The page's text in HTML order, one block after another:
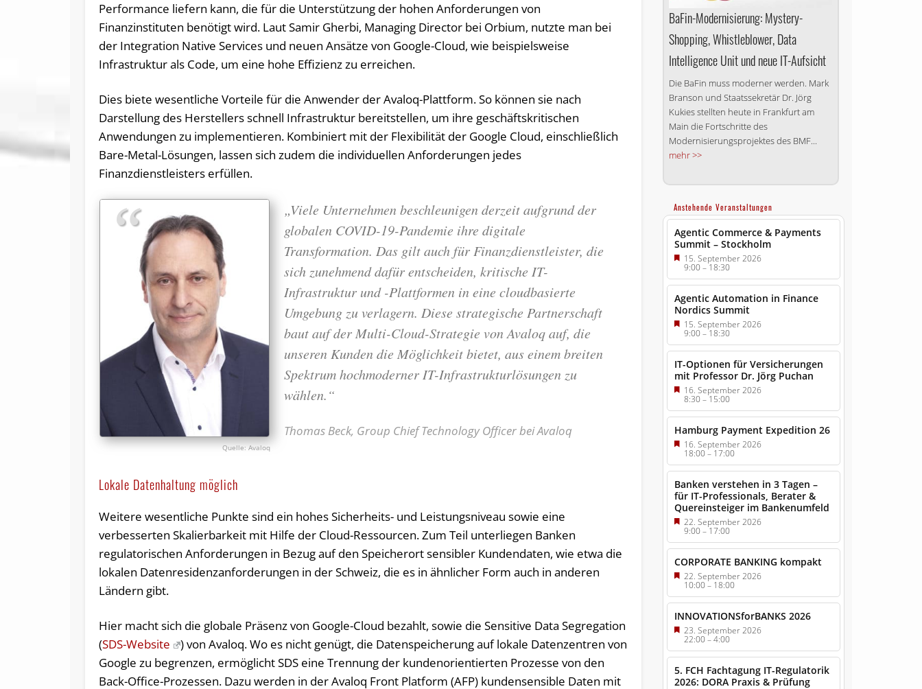
Performance liefern kann, die für die Unterstützung der hohen Anforderungen von
Finanzinstituten benötigt wird. Laut Samir Gherbi, Managing Director bei Orbium, nutzte man bei
der Integration Native Services und neuen Ansätze von Google-Cloud, wie beispielsweise
Infrastruktur als Code, um eine hohe Effizienz zu erreichen.
Dies biete wesentliche Vorteile für die Anwender der Avaloq-Plattform. So können sie nach
Darstellung des Herstellers schnell Infrastruktur bereitstellen, um ihre geschäftskritischen
Anwendungen zu implementieren. Kombiniert mit der Flexibilität der Google Cloud, einschließlich
Bare-Metal-Lösungen, lassen sich zudem die individuellen Anforderungen jedes
Finanzdienstleisters erfüllen.
Avaloq
„Viele Unternehmen beschleunigen derzeit aufgrund der
globalen COVID-19-Pandemie ihre digitale
Transformation. Das gilt auch für Finanzdienstleister, die
sich zunehmend dafür entscheiden, kritische IT-
Infrastruktur und -Plattformen in eine cloudbasierte
Umgebung zu verlagern. Diese strategische Partnerschaft
baut auf der Multi-Cloud-Strategie von Avaloq auf, die
unseren Kunden die Möglichkeit bietet, aus einem breiten
Spektrum hochmoderner IT-Infrastrukturlösungen zu
wählen.“
Thomas Beck, Group Chief Technology Officer bei Avaloq
Lokale Datenhaltung möglich
Weitere wesentliche Punkte sind ein hohes Sicherheits- und Leistungsniveau sowie eine
verbesserten Skalierbarkeit mit Hilfe der Cloud-Ressourcen. Zum Teil unterliegen Banken
regulatorischen Anforderungen in Bezug auf den Speicherort sensibler Kundendaten, wie etwa die
lokalen Datenresidenzanforderungen in der Schweiz, die es in ähnlicher Form auch in anderen
Ländern gibt.
Hier macht sich die globale Präsenz von Google-Cloud bezahlt, sowie die Sensitive Data Segregation
(SDS-Website
) von Avaloq. Wo es nicht genügt, die Datenspeicherung auf lokale Datenzentren von
Google zu begrenzen, ermöglicht SDS eine Trennung der kundenorientierten Prozesse von den
Back-Office-Prozessen. Dazu werden in der Avaloq Front Platform (AFP) kundensensible Daten mit
BaFin-Modernisierung: Mystery-
Shopping, Whistle­blower, Data
Intelligence Unit und neue IT-Aufsicht
Die BaFin muss moderner werden. Mark
Branson und Staatssekretär Dr. Jörg
Kukies stellten heute in Frankfurt am
Main die Fortschritte des
Modernisierungsprojektes des BMF...
mehr >>
Anstehende Veranstaltungen
Agentic Commerce & Payments
Summit – Stockholm
15. September 2026
9:00–18:30
Agentic Automation in Finance
Nordics Summit
15. September 2026
9:00–18:30
IT-Optionen für Versicherungen
mit Professor Dr. Jörg Puchan
16. September 2026
8:30–15:00
Hamburg Payment Expedition 26
16. September 2026
18:00– 17:00
Banken verstehen in 3 Tagen –
für IT-Professionals, Berater &
Quereinsteiger im Bankenumfeld
22. September 2026
9:00–17:00
CORPORATE BANKING kompakt
22. September 2026
10:00– 18:00
INNOVATIONSforBANKS 2026
23. September 2026
22:00–4:00
5. FCH Fachtagung IT-Regulatorik
2026: DORA Praxis & Prüfung